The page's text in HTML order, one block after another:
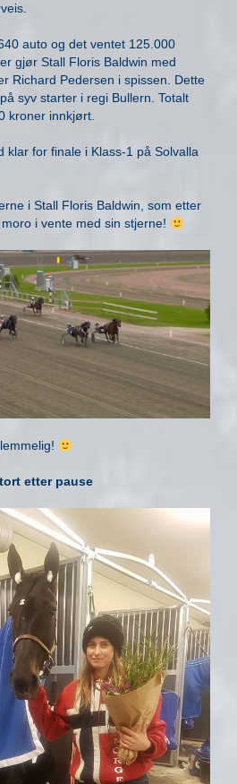
auto og det ventet 125.000
gjør Stall Floris Baldwin med
Richard Pedersen i spissen. Dette
syv starter i regi Bullern. Totalt
kroner innkjørt.
klar for finale i Klass-1 på Solvalla
i Stall Floris Baldwin, som etter
i vente med sin stjerne!
etter pause